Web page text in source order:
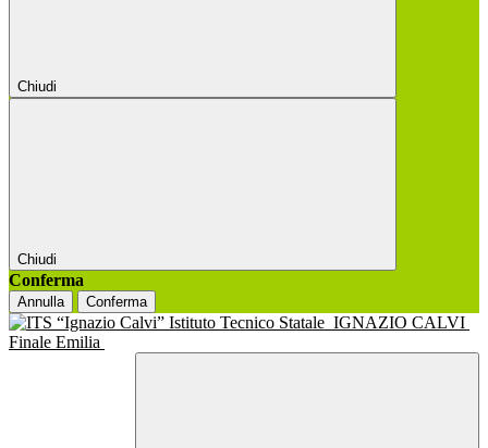
Chiudi
Chiudi
Conferma
Annulla Conferma
Istituto Tecnico Statale IGNAZIO CALVI
Finale Emilia